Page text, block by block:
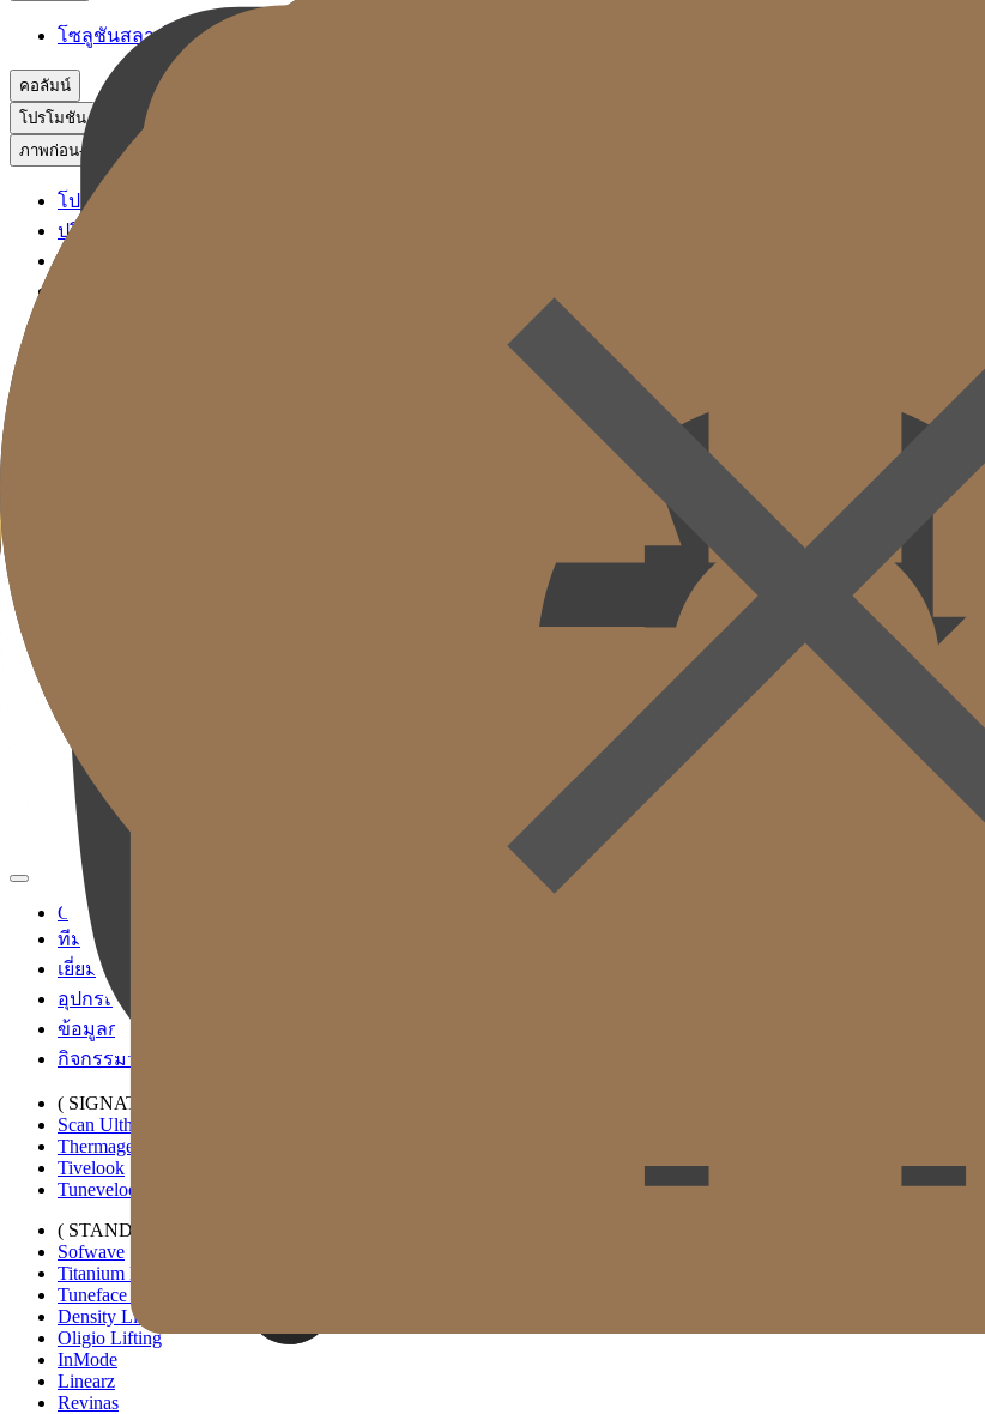
โซลูชันสลายไขมันระดับพรีเมียม
คอลัมน์
โปรโมชัน
ภาพก่อน-หลัง
โปรโมชัน
ปรึกษาผ่าน KakaoTalk
CH
TW
MN
RU
ID
VN
Gold J Clinic
ทีมแพทย์
เยี่ยมชมคลินิก
อุปกรณ์การแพทย์
ข้อมูลการเข้ารับบริการและการเดินทาง
กิจกรรมวิชาการและสื่อ
( SIGNATURE )
Scan Ulthera
Thermage FLX
Tivelook
Tunevelook
( STANDARD )
Sofwave
Titanium Lifting
Tuneface Lifting
Density Lifting
Oligio Lifting
InMode
Linearz
Revinas